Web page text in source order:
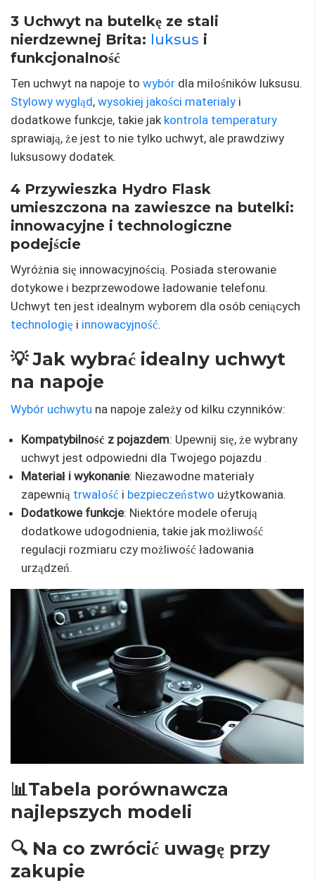
3 Uchwyt na butelkę ze stali
nierdzewnej Brita: luksus i
funkcjonalność
Ten uchwyt na napoje to wybór dla miłośników luksusu.
Stylowy wygląd, wysokiej jakości materiały i
dodatkowe funkcje, takie jak kontrola temperatury
sprawiają, że jest to nie tylko uchwyt, ale prawdziwy
luksusowy dodatek.
4 Przywieszka Hydro Flask
umieszczona na zawieszce na butelki:
innowacyjne i technologiczne
podejście
Wyróżnia się innowacyjnością. Posiada sterowanie
dotykowe i bezprzewodowe ładowanie telefonu.
Uchwyt ten jest idealnym wyborem dla osób ceniących
technologię i innowacyjność.
💡 Jak wybrać idealny uchwyt
na napoje
Wybór uchwytu na napoje zależy od kilku czynników:
Kompatybilność z pojazdem: Upewnij się, że wybrany
uchwyt jest odpowiedni dla Twojego pojazdu .
Materiał i wykonanie: Niezawodne materiały
zapewnią trwałość i bezpieczeństwo użytkowania.
Dodatkowe funkcje: Niektóre modele oferują
dodatkowe udogodnienia, takie jak możliwość
regulacji rozmiaru czy możliwość ładowania
urządzeń.
📊Tabela porównawcza
najlepszych modeli
🔍 Na co zwrócić uwagę przy
zakupie